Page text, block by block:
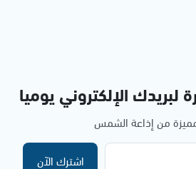
الإلكتروني يوميا
من إذاعة الشمس
اشترك الآن